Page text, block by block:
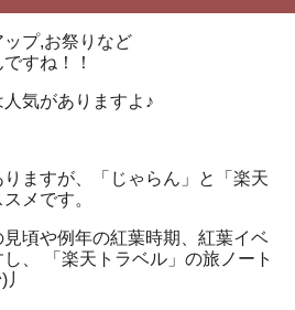
プ,お祭りなど
すね！！
気がありますよ♪
ますが、「じゃらん」と「楽天
メです。
見頃や例年の紅葉時期、紅葉イベ
、 「楽天トラベル」の旅ノート